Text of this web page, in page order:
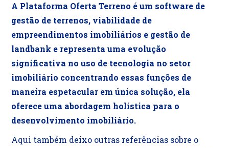
A Plataforma Oferta Terreno é um software de
gestão de terrenos, viabilidade de
empreendimentos imobiliários e gestão de
landbank e representa uma evolução
significativa no uso de tecnologia no setor
imobiliário concentrando essas funções de
maneira espetacular em única solução, ela
oferece uma abordagem holística para o
desenvolvimento imobiliário.
Aqui também deixo outras referências sobre o